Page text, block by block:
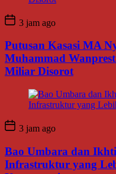
3 jam ago
Putusan Kasasi MA
Muhammad
Miliar Disorot
3 jam ago
Bao Umbara dan
Infrastruktur yang